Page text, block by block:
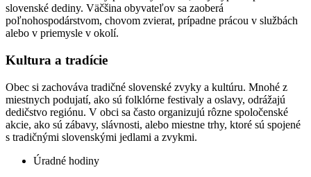
slovenské dediny. Väčšina obyvateľov sa zaoberá
poľnohospodárstvom, chovom zvierat, prípadne prácou v službách
alebo v priemysle v okolí.
Kultura a tradície
Obec si zachováva tradičné slovenské zvyky a kultúru. Mnohé z
miestnych podujatí, ako sú folklórne festivaly a oslavy, odrážajú
dedičstvo regiónu. V obci sa často organizujú rôzne spoločenské
akcie, ako sú zábavy, slávnosti, alebo miestne trhy, ktoré sú spojené
s tradičnými slovenskými jedlami a zvykmi.
Úradné hodiny